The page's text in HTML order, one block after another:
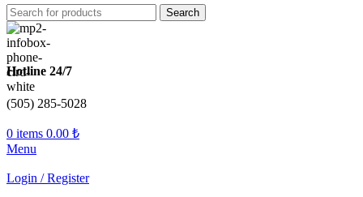
Search
Hotline 24/7
(505) 285-5028
0 items 0.00 ₺
Menu
Login / Register